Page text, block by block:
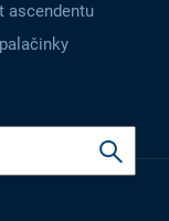
ascendentu